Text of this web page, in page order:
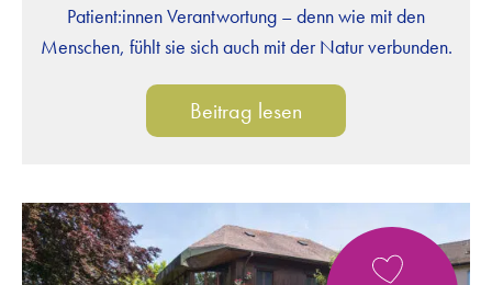
Patient:innen Verantwortung – denn wie mit den
Menschen, fühlt sie sich auch mit der Natur verbunden.
Beitrag lesen